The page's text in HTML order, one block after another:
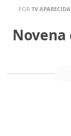
POR TV APARECIDA
Novena